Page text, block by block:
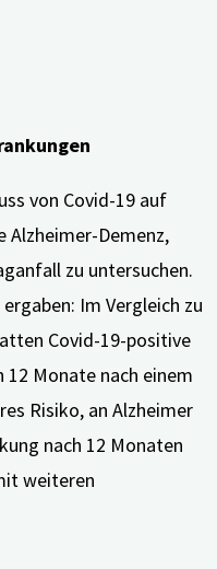
von Covid-19 auf
Alzheimer-Demenz,
zu untersuchen.
Im Vergleich zu
Covid-19-positive
Monate nach einem
Risiko, an Alzheimer
nach 12 Monaten
weiteren
die
Das Risiko,